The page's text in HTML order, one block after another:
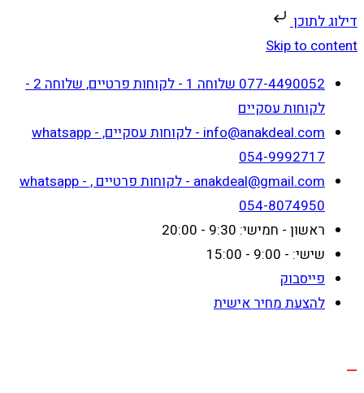
דילוג לתוכן
Skip to content
077-4490052 שלוחה 1 - לקוחות פרטיים, שלוחה 2 -
לקוחות עסקיים
info@anakdeal.com - לקוחות עסקיים, whatsapp -
054-9992717
anakdeal@gmail.com - לקוחות פרטיים , whatsapp -
054-8074950
ראשון - חמישי: 9:30 - 20:00
שישי: - 9:00 - 15:00
פייסבוק
להצעת מחיר אישית